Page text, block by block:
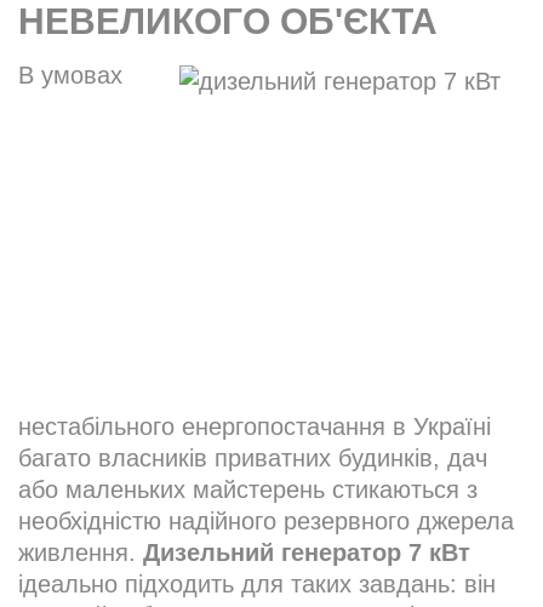
НЕВЕЛИКОГО ОБ'ЄКТА
В умовах
нестабільного енергопостачання в Україні
багато власників приватних будинків, дач
або маленьких майстерень стикаються з
необхідністю надійного резервного джерела
живлення. Дизельний генератор 7 кВт
ідеально підходить для таких завдань: він